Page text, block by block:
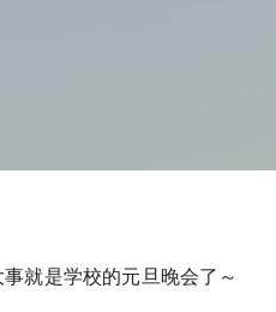
就是学校的元旦晚会了～